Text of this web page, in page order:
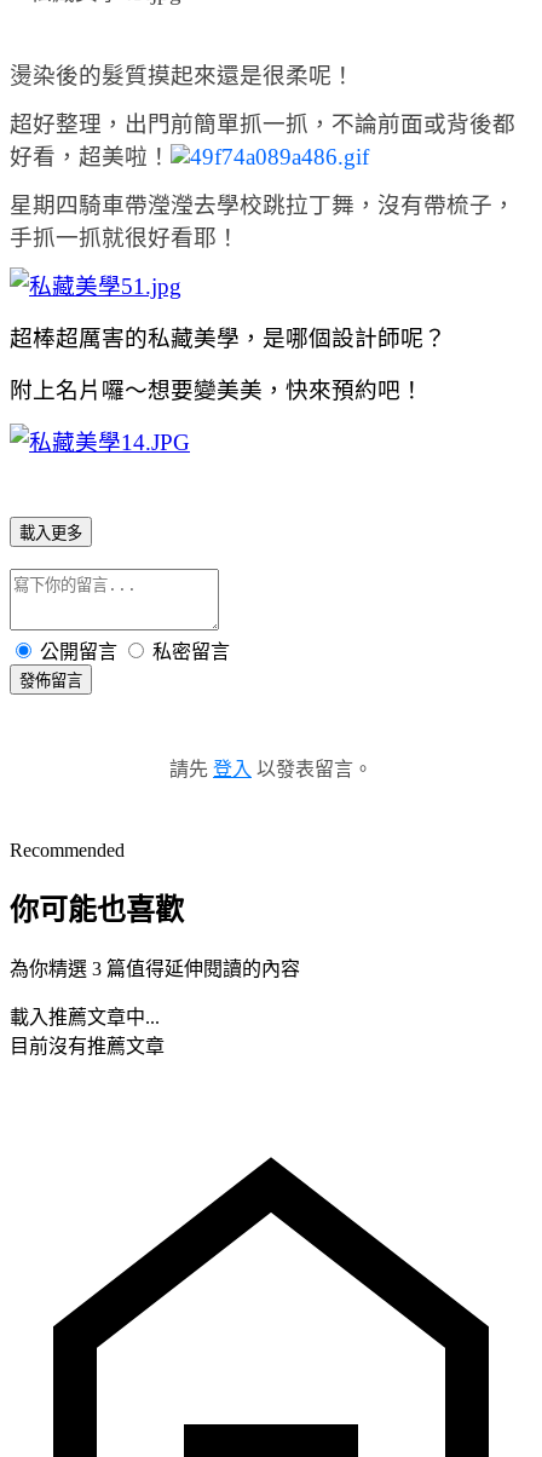
燙染後的髮質摸起來還是很柔呢！
超好整理，出門前簡單抓一抓， 不論前面或背後都
好看，超美啦！
星期四騎車帶瀅瀅去學校跳拉丁舞，沒有帶梳子，
手抓一抓就很好看耶！
超棒超厲害的私藏美學，是哪個設計師呢？
附上名片囉～想要變美美，快來預約吧！
載入更多
公開留言 私密留言
發佈留言
請先 登入 以發表留言。
Recommended
你可能也喜歡
為你精選 3 篇值得延伸閱讀的內容
載入推薦文章中...
目前沒有推薦文章